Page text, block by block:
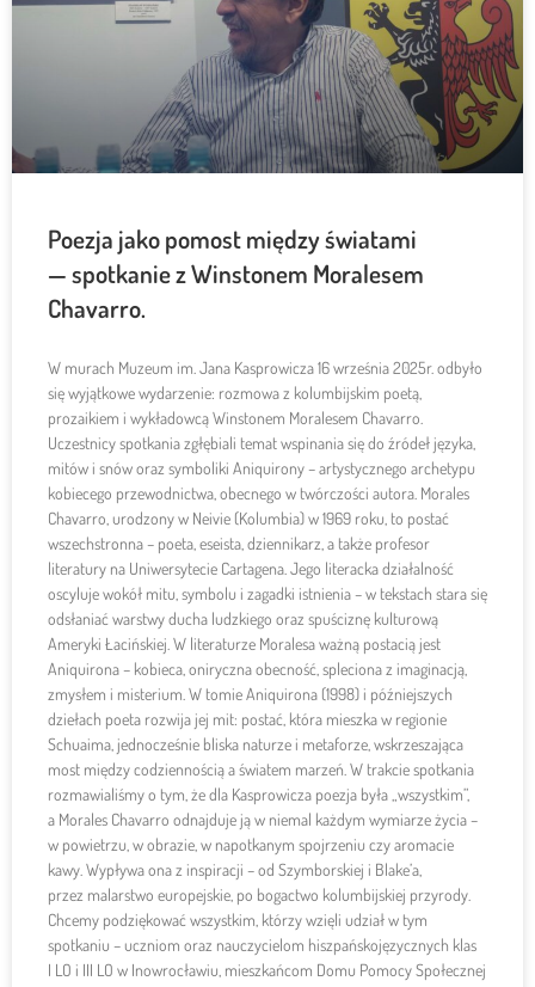
Poezja jako pomost między światami
— spotkanie z Winstonem Moralesem
Chavarro.
W murach Muzeum im. Jana Kasprowicza 16 września 2025r. odbyło
się wyjątkowe wydarzenie: rozmowa z kolumbijskim poetą,
prozaikiem i wykładowcą Winstonem Moralesem Chavarro.
Uczestnicy spotkania zgłębiali temat wspinania się do źródeł języka,
mitów i snów oraz symboliki Aniquirony – artystycznego archetypu
kobiecego przewodnictwa, obecnego w twórczości autora. Morales
Chavarro, urodzony w Neivie (Kolumbia) w 1969 roku, to postać
wszechstronna – poeta, eseista, dziennikarz, a także profesor
literatury na Uniwersytecie Cartagena. Jego literacka działalność
oscyluje wokół mitu, symbolu i zagadki istnienia – w tekstach stara się
odsłaniać warstwy ducha ludzkiego oraz spuściznę kulturową
Ameryki Łacińskiej. W literaturze Moralesa ważną postacią jest
Aniquirona – kobieca, oniryczna obecność, spleciona z imaginacją,
zmysłem i misterium. W tomie Aniquirona (1998) i późniejszych
dziełach poeta rozwija jej mit: postać, która mieszka w regionie
Schuaima, jednocześnie bliska naturze i metaforze, wskrzeszająca
most między codziennością a światem marzeń. W trakcie spotkania
rozmawialiśmy o tym, że dla Kasprowicza poezja była „wszystkim”,
a Morales Chavarro odnajduje ją w niemal każdym wymiarze życia –
w powietrzu, w obrazie, w napotkanym spojrzeniu czy aromacie
kawy. Wypływa ona z inspiracji – od Szymborskiej i Blake’a,
przez malarstwo europejskie, po bogactwo kolumbijskiej przyrody.
Chcemy podziękować wszystkim, którzy wzięli udział w tym
spotkaniu – uczniom oraz nauczycielom hiszpańskojęzycznych klas
I LO i III LO w Inowrocławiu, mieszkańcom Domu Pomocy Społecznej